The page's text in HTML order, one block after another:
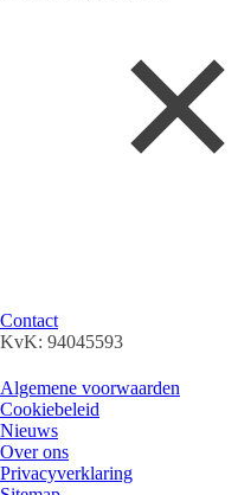
Contact
KvK: 94045593
Algemene voorwaarden
Cookiebeleid
Nieuws
Over ons
Privacyverklaring